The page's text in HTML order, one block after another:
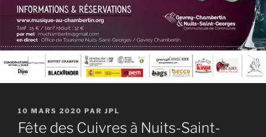
PUBLIÉ
LE
10 MARS 2020 PAR JPL
Fête des Cuivres à Nuits-Saint-